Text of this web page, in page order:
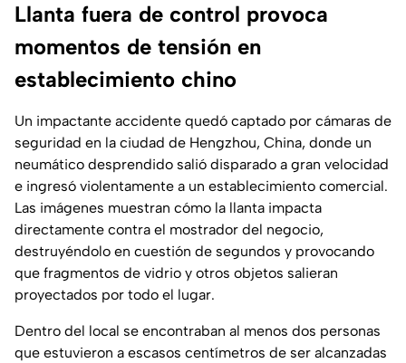
Llanta fuera de control provoca
momentos de tensión en
establecimiento chino
Un impactante accidente quedó captado por cámaras de
seguridad en la ciudad de Hengzhou, China, donde un
neumático desprendido salió disparado a gran velocidad
e ingresó violentamente a un establecimiento comercial.
Las imágenes muestran cómo la llanta impacta
directamente contra el mostrador del negocio,
destruyéndolo en cuestión de segundos y provocando
que fragmentos de vidrio y otros objetos salieran
proyectados por todo el lugar.
Dentro del local se encontraban al menos dos personas
que estuvieron a escasos centímetros de ser alcanzadas